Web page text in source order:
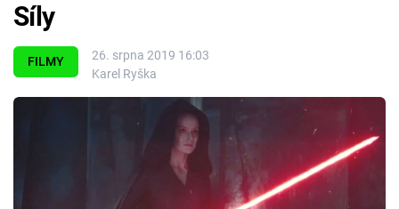
Témata
FILMY
26. srpna 2019 16:03
Karel Ryška
Síly